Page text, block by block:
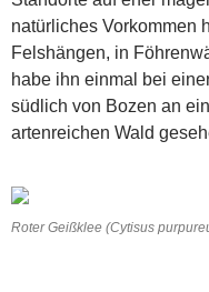
natürliches Vorkommen
Felshängen, in
habe ihn einmal bei
südlich von Bozen an
artenreichen Wald
Roter Geißklee (Cytisus